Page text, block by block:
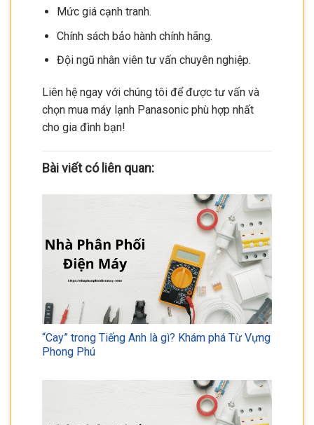
Mức giá cạnh tranh.
Chính sách bảo hành chính hãng.
Đội ngũ nhân viên tư vấn chuyên nghiệp.
Liên hệ ngay với chúng tôi để được tư vấn và
chọn mua máy lạnh Panasonic phù hợp nhất
cho gia đình bạn!
Bài viết có liên quan:
“Cay” trong Tiếng Anh là gì? Khám phá Từ Vựng
Phong Phú